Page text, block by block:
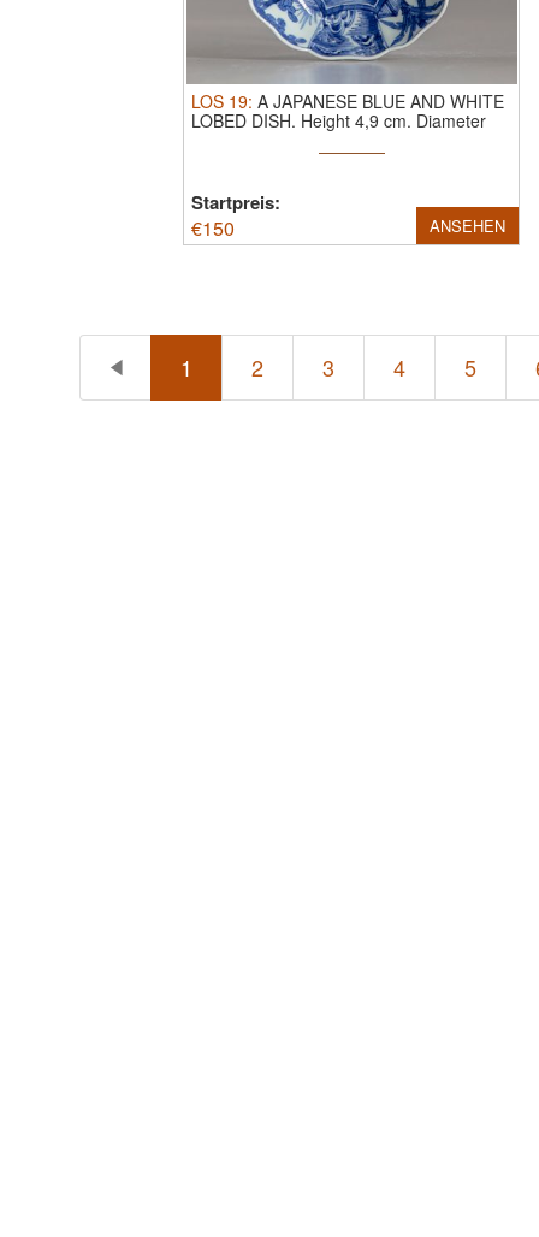
LOS 19: A JAPANESE BLUE AND WHITE
LOBED DISH. Height 4,9 cm. Diameter
Startpreis:
€150 ANSEHEN
1 2 3 4 5